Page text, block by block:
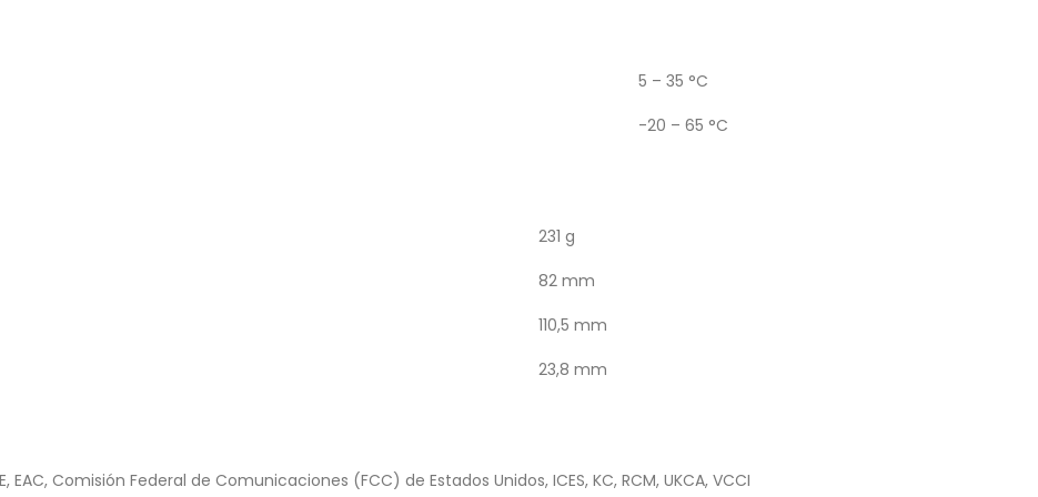
5 – 35 °C
-20 – 65 °C
231 g
82 mm
110,5 mm
23,8 mm
EAC, Comisión Federal de Comunicaciones (FCC) de Estados Unidos, ICES, KC, RCM, UKCA, VCCI